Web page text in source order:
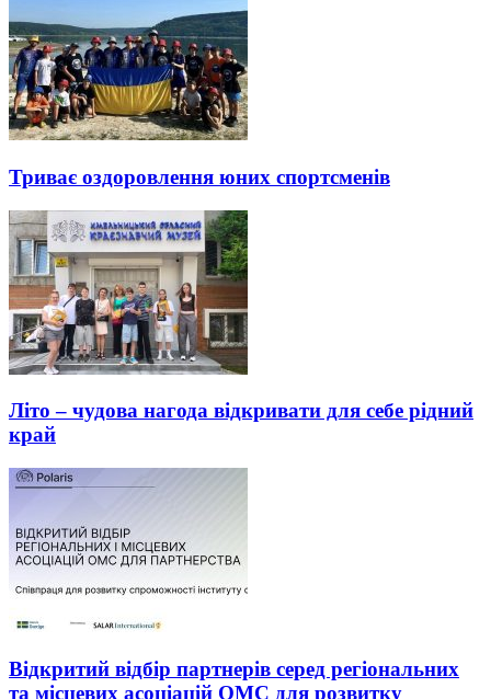
Триває оздоровлення юних спортсменів
Літо – чудова нагода відкривати для себе рідний
край
Відкритий відбір партнерів серед регіональних
та місцевих асоціацій ОМС для розвитку